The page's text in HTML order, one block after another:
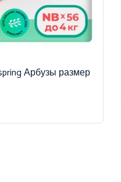
Арбузы размер